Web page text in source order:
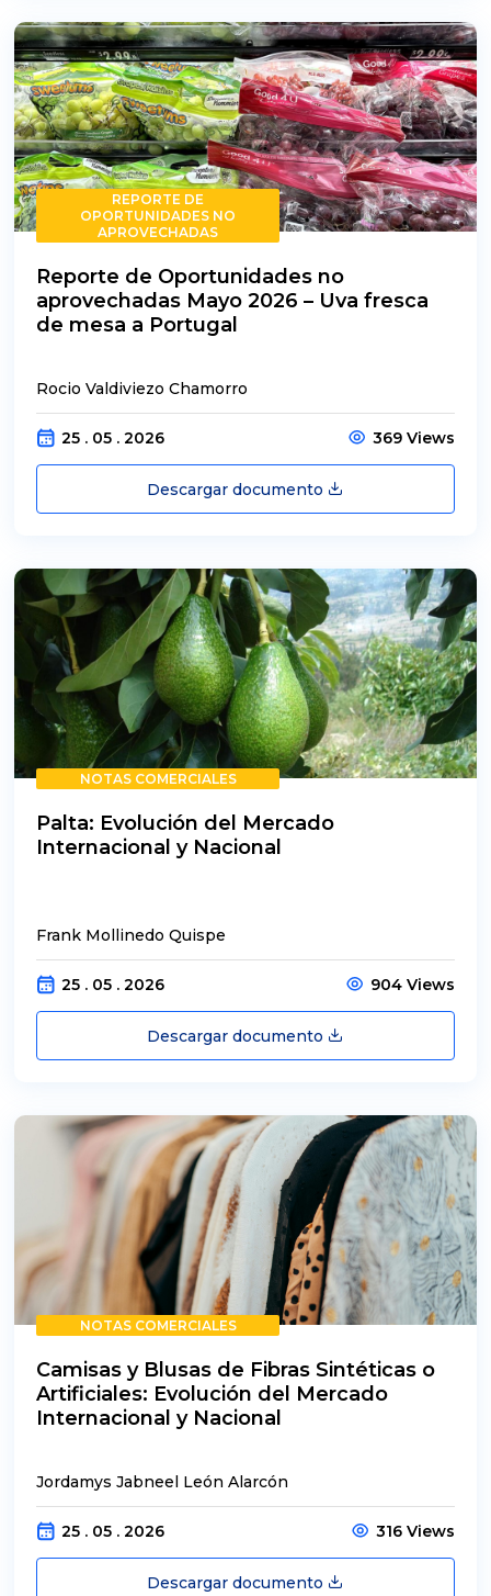
REPORTE DE
OPORTUNIDADES NO
APROVECHADAS
Reporte de Oportunidades no
aprovechadas Mayo 2026 – Uva fresca
de mesa a Portugal
Rocio Valdiviezo Chamorro
25 . 05 . 2026 369 Views
Descargar documento
NOTAS COMERCIALES
Palta: Evolución del Mercado
Internacional y Nacional
Frank Mollinedo Quispe
25 . 05 . 2026 904 Views
Descargar documento
NOTAS COMERCIALES
Camisas y Blusas de Fibras Sintéticas o
Artificiales: Evolución del Mercado
Internacional y Nacional
Jordamys Jabneel León Alarcón
25 . 05 . 2026 316 Views
Descargar documento